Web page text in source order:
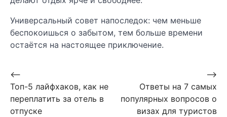
Универсальный совет напоследок: чем меньше
беспокоишься о забытом, тем больше времени
остаётся на настоящее приключение.
Навигация
по
записям
⟵
Топ-5 лайфхаков, как не
переплатить за отель в
отпуске
Ответы на 7 самых
популярных вопросов о
визах для туристов
⟶